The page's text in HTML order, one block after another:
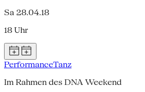
Sa 28.04.18
18 Uhr
PerformanceTanz
Im Rahmen des DNA Weekend